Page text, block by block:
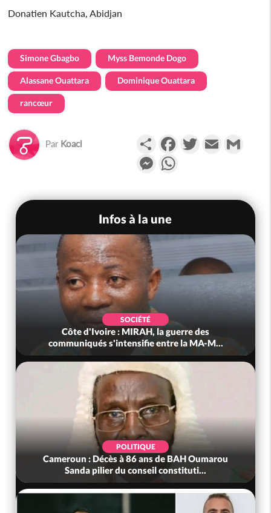
Donatien Kautcha, Abidjan
Simone Gbagbo Myss Bemonde Dogo
Alassane Ouattara Dominique Ouattara
rancœur
Par Koaci PartagerFacebookTwitterEmail
Messenger
Infos à la une
SOCIÉTÉ
Côte d'Ivoire : MIRAH, la guerre des
communiqués s'intensifie entre la MA-M...
POLITIQUE
Cameroun : Décès à 86 ans de BAH Oumarou
Sanda pilier du conseil constituti...